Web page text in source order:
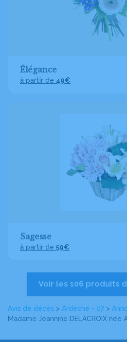
Avis de décès > Ardèche - 07 >
Madame Jeannine DELACROIX née
Élégance
à partir de 49€
Sagesse
à partir de 59€
Voir les 106 produits